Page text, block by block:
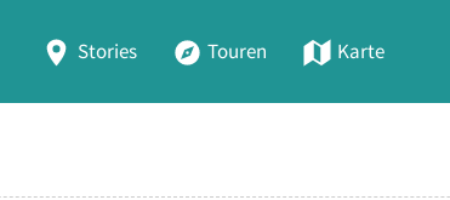
Stories Touren Karte